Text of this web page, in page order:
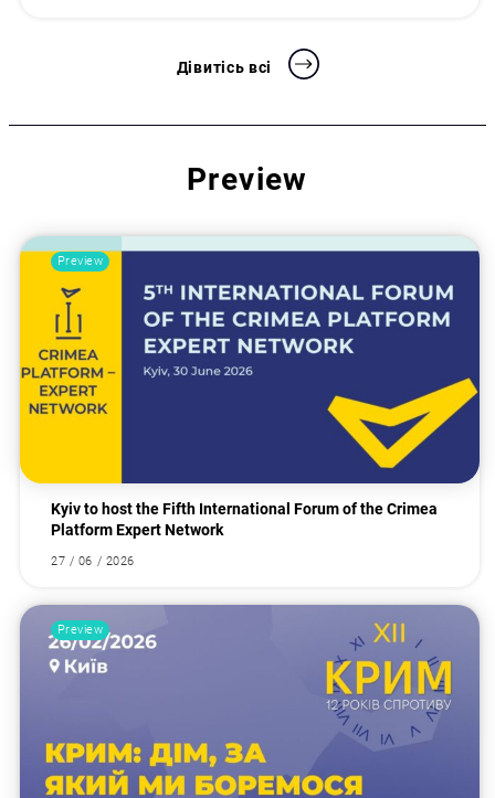
Дівитісь всі
Preview
Preview
Kyiv to host the Fifth International Forum of the Crimea
Platform Expert Network
27 / 06 / 2026
Preview